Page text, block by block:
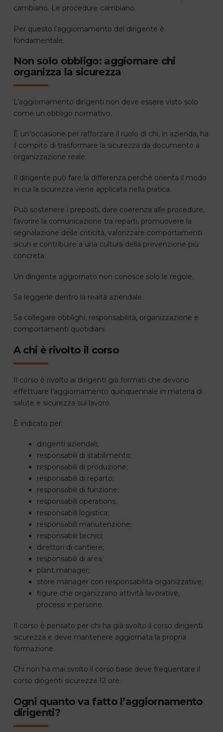
cambiano. Le procedure cambiano.
Per questo l’aggiornamento del dirigente è
fondamentale.
Non solo obbligo: aggiornare chi
organizza la sicurezza
L’aggiornamento dirigenti non deve essere visto solo
come un obbligo normativo.
È un’occasione per rafforzare il ruolo di chi, in azienda, ha
il compito di trasformare la sicurezza da documento a
organizzazione reale.
Il dirigente può fare la differenza perché orienta il modo
in cui la sicurezza viene applicata nella pratica.
Può sostenere i preposti, dare coerenza alle procedure,
favorire la comunicazione tra reparti, promuovere la
segnalazione delle criticità, valorizzare comportamenti
sicuri e contribuire a una cultura della prevenzione più
concreta.
Un dirigente aggiornato non conosce solo le regole.
Sa leggerle dentro la realtà aziendale.
Sa collegare obblighi, responsabilità, organizzazione e
comportamenti quotidiani.
A chi è rivolto il corso
Il corso è rivolto ai dirigenti già formati che devono
effettuare l’aggiornamento quinquennale in materia di
salute e sicurezza sul lavoro.
È indicato per:
dirigenti aziendali;
responsabili di stabilimento;
responsabili di produzione;
responsabili di reparto;
responsabili di funzione;
responsabili operations;
responsabili logistica;
responsabili manutenzione;
responsabili tecnici;
direttori di cantiere;
responsabili di area;
plant manager;
store manager con responsabilità organizzative;
figure che organizzano attività lavorative,
processi e persone.
Il corso è pensato per chi ha già svolto il corso dirigenti
sicurezza e deve mantenere aggiornata la propria
formazione.
Chi non ha mai svolto il corso base deve frequentare il
corso dirigenti sicurezza 12 ore.
Ogni quanto va fatto l’aggiornamento
dirigenti?